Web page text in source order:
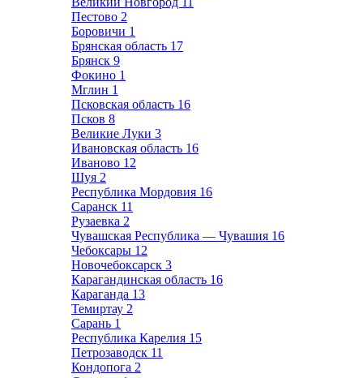
Пестово 2
Боровичи 1
Брянская область 17
Брянск 9
Фокино 1
Мглин 1
Псковская область 16
Псков 8
Великие Луки 3
Ивановская область 16
Иваново 12
Шуя 2
Республика Мордовия 16
Саранск 11
Рузаевка 2
Чувашская Республика — Чувашия 16
Чебоксары 12
Новочебоксарск 3
Карагандинская область 16
Караганда 13
Темиртау 2
Сарань 1
Республика Карелия 15
Петрозаводск 11
Кондопога 2